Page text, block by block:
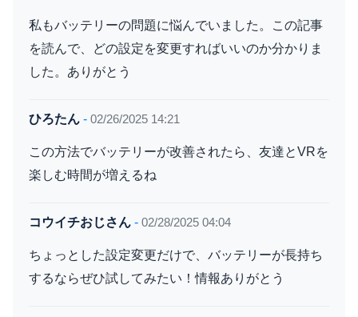
私もバッテリーの問題に悩んでいました。この記事
を読んで、どの設定を変更すればいいのか分かりま
した。ありがとう
ひろたん - 02/26/2025 14:21
この方法でバッテリーが改善されたら、友達とVRを
楽しむ時間が増えるね
コウイチおじさん - 02/28/2025 04:04
ちょっとした設定変更だけで、バッテリーが長持ち
するならぜひ試してみたい！情報ありがとう